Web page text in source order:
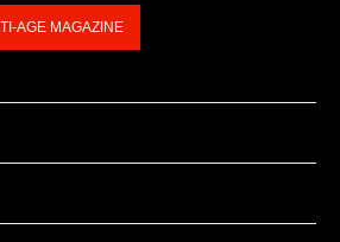
AGE MAGAZINE